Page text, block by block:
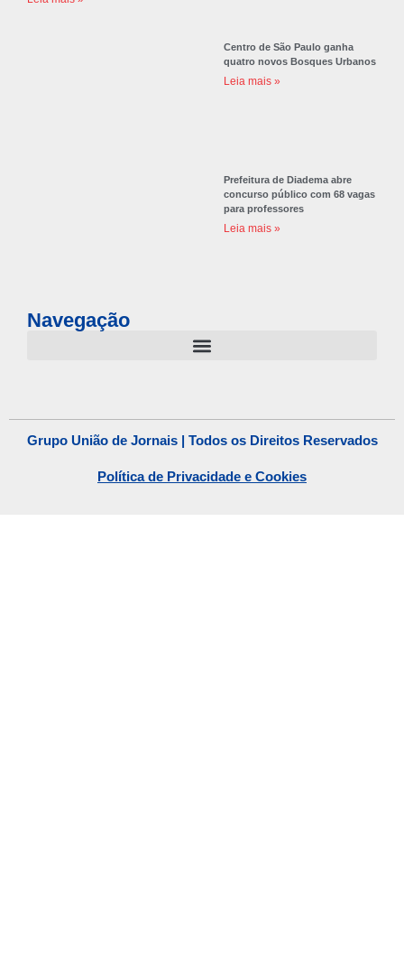
Centro de São Paulo ganha
quatro novos Bosques Urbanos
Leia mais »
Prefeitura de Diadema abre
concurso público com 68 vagas
para professores
Leia mais »
Navegação
Grupo União de Jornais | Todos os Direitos Reservados
Política de Privacidade e Cookies